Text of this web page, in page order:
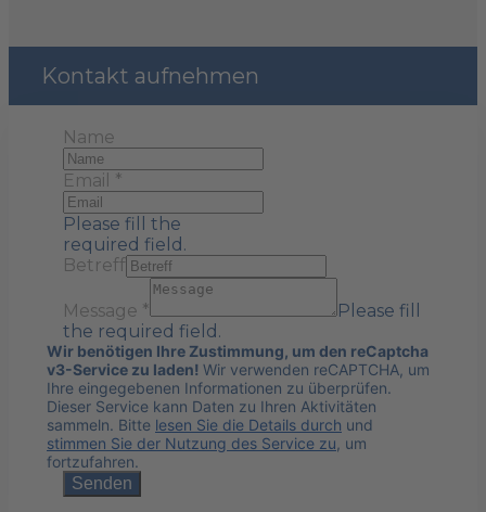
Kontakt aufnehmen
Name
Email *
Please fill the
required field.
Betreff
Message *
Please fill
the required field.
Wir benötigen Ihre Zustimmung, um den reCaptcha
v3-Service zu laden! Wir verwenden reCAPTCHA, um
Ihre eingegebenen Informationen zu überprüfen.
Dieser Service kann Daten zu Ihren Aktivitäten
sammeln. Bitte lesen Sie die Details durch und
stimmen Sie der Nutzung des Service zu , um
fortzufahren.
Senden